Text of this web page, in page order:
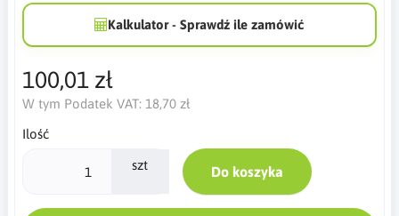
Kalkulator - Sprawdź ile zamówić
100,01 zł
W tym Podatek VAT: 18,70 zł
Ilość
szt Do koszyka